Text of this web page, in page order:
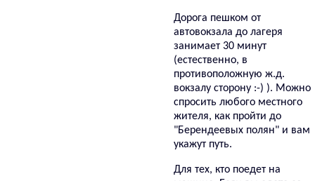
Дорога пешком от
автовокзала до лагеря
занимает 30 минут
(естественно, в
противоположную ж.д.
вокзалу сторону :-) ). Можно
спросить любого местного
жителя, как пройти до
"Берендеевых полян" и вам
укажут путь.
Для тех, кто поедет на